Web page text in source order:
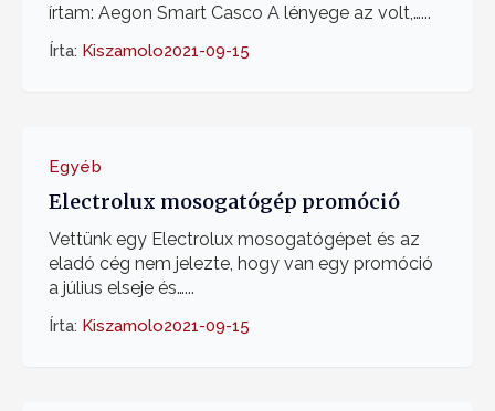
írtam: Aegon Smart Casco A lényege az volt,…...
Írta: Kiszamolo2021-09-15
Egyéb
Electrolux mosogatógép promóció
Vettünk egy Electrolux mosogatógépet és az
eladó cég nem jelezte, hogy van egy promóció
a július elseje és…...
Írta: Kiszamolo2021-09-15